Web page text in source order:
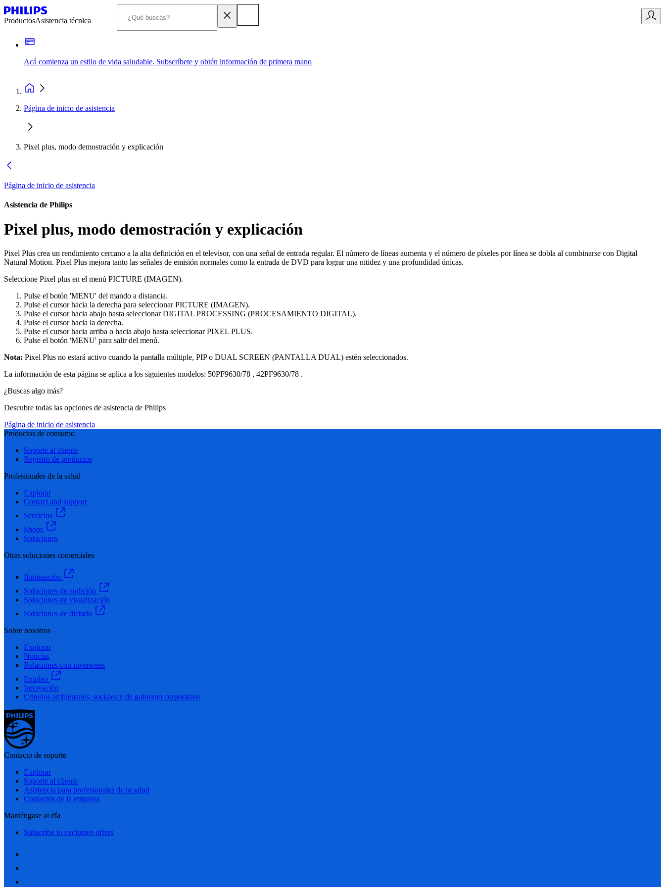
ProductosAsistencia técnica
Acá comienza un estilo de vida saludable. Subscríbete y obtén información de primera mano
Página de inicio de asistencia
Pixel plus, modo demostración y explicación
Página de inicio de asistencia
Asistencia de Philips
Pixel plus, modo demostración y explicación
Pixel Plus crea un rendimiento cercano a la alta definición en el televisor, con una señal de entrada regular. El número de líneas aumenta y el número de píxeles por línea se dobla al combinarse con Digital
Natural Motion. Pixel Plus mejora tanto las señales de emisión normales como la entrada de DVD para lograr una nitidez y una profundidad únicas.
Seleccione Pixel plus en el menú PICTURE (IMAGEN).
Pulse el botón 'MENU' del mando a distancia.
Pulse el cursor hacia la derecha para seleccionar PICTURE (IMAGEN).
Pulse el cursor hacia abajo hasta seleccionar DIGITAL PROCESSING (PROCESAMIENTO DIGITAL).
Pulse el cursor hacia la derecha.
Pulse el cursor hacia arriba o hacia abajo hasta seleccionar PIXEL PLUS.
Pulse el botón 'MENU' para salir del menú.
Nota: Pixel Plus no estará activo cuando la pantalla múltiple, PIP o DUAL SCREEN (PANTALLA DUAL) estén seleccionados.
La información de esta página se aplica a los siguientes modelos: 50PF9630/78 , 42PF9630/78 .
¿Buscas algo más?
Descubre todas las opciones de asistencia de Philips
Página de inicio de asistencia
Productos de consumo
Soporte al cliente
Registro de productos
Profesionales de la salud
Explorar
Contact and support
Servicios
Shops
Soluciones
Otras soluciones comerciales
Iluminación
Soluciones de audición
Soluciones de visualización
Soluciones de dictado
Sobre nosotros
Explorar
Noticias
Relaciones con inversores
Empleo
Innovación
Criterios ambientales, sociales y de gobierno corporativo
Contacto de soporte
Explorar
Soporte al cliente
Asistencia para profesionales de la salud
Contactos de la empresa
Manténgase al día
Subscribe to exclusive offers